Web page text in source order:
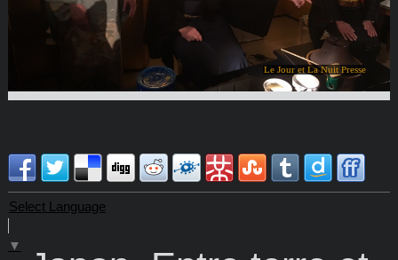
Le Jour et La Nuit Presse
Select Language
▼